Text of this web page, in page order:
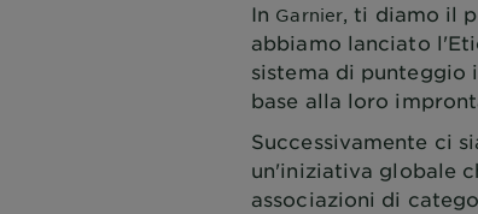
In Garnier, ti diamo il
abbiamo lanciato
sistema di
base alla loro
Successivamente ci
un'iniziativa globale
associazioni di